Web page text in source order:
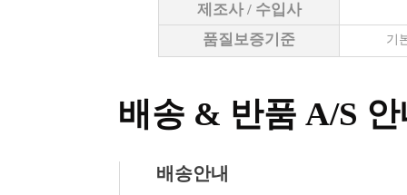
배송 & 반품 A/S
배송안내
제조사 / 수입사
품질보증기준
기